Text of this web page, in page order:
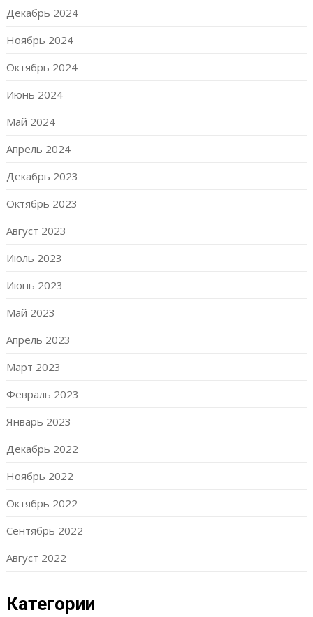
Декабрь 2024
Ноябрь 2024
Октябрь 2024
Июнь 2024
Май 2024
Апрель 2024
Декабрь 2023
Октябрь 2023
Август 2023
Июль 2023
Июнь 2023
Май 2023
Апрель 2023
Март 2023
Февраль 2023
Январь 2023
Декабрь 2022
Ноябрь 2022
Октябрь 2022
Сентябрь 2022
Август 2022
Категории